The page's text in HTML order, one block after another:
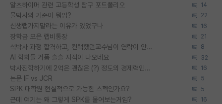
알츠하이머 관련 고등학생 탐구 포트폴리오 14
물박사의 기준이 뭐임? 22
신생랩가지말라는 이유가 있었구나 16
장학금 모은 랩비통장 21
석박사 과정 합격하고, 컨택했던교수님이 연락이 안됩니다... 8
AI 학회들 거품 슬슬 지적이 나오네요 32
박사진학하기에 2억은 괜찮은 (?) 정도의 경제력인가요 16
논문 IF vs JCR 5
SPK 대학원 현실적으로 가능한 스펙인가요? 5
근데 여기는 왜 그렇게 SPK를 물어보는거임? 16